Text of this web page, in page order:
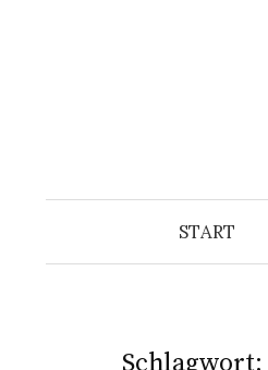
START
Schlagwort: